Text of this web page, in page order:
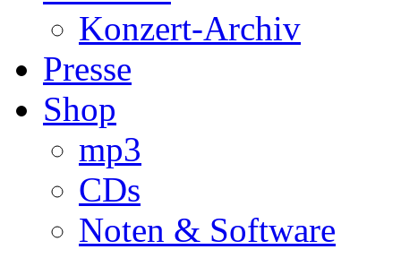
Konzert-Archiv
Presse
Shop
mp3
CDs
Noten & Software